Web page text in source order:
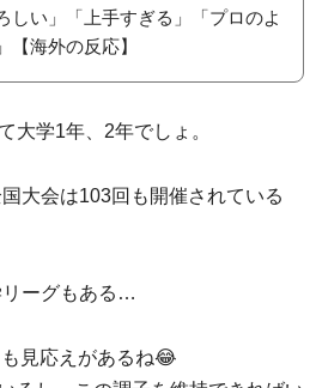
しい」「上手すぎる」「プロのよ
【海外の反応】
大学1年、2年でしょ。
大会は103回も開催されている
リーグもある…
見応えがあるね😂